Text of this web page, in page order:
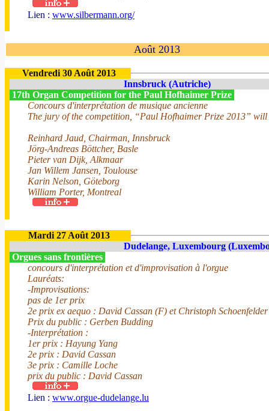
Lien : www.silbermann.org/
Août 2013
Vendredi 30 Août 2013
Innsbruck (Autriche)
17th Organ Competition for the Paul Hofhaimer Prize
Concours d'interprétation de musique ancienne
The jury of the competition, “Paul Hofhaimer Prize 2013” will
Reinhard Jaud, Chairman, Innsbruck
Jörg-Andreas Böttcher, Basle
Pieter van Dijk, Alkmaar
Jan Willem Jansen, Toulouse
Karin Nelson, Göteborg
William Porter, Montreal
Mardi 27 Août 2013
Dudelange, Luxembourg
Orgues sans frontières
concours d'interprétation et d'improvisation à l'orgue
Lauréats:
-Improvisations:
pas de 1er prix
2e prix ex aequo : David Cassan (F) et Christoph
Prix du public : Gerben Budding
-Interprétation :
1er prix : Hayung Yang
2e prix : David Cassan
3e prix : Camille Loche
prix du public : David Cassan
Lien : www.orgue-dudelange.lu